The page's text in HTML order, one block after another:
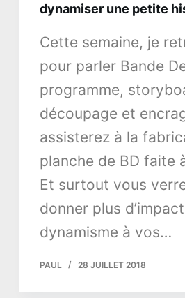
dynamiser une petite
Cette semaine, je
pour parler Bande
programme,
découpage et
assisterez à la
planche de BD faite
Et surtout vous
donner plus
dynamisme à vos…
PAUL 28 JUILLET 2018